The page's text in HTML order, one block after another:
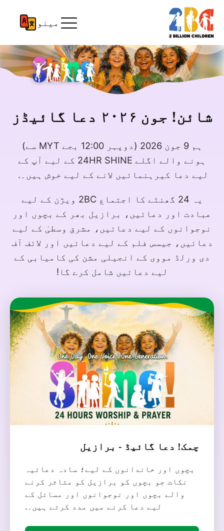
مینو
شائن! جون ۲۰۲۶ دعا گائیڈز
ہم 9 جون 2026 (دوپہر 12:00 بجے MYT سے)
ہونے والے اگلے 24HR SHINE کے لیے آپ کے
لیے دعا کیرہنمائیں لانے کے لیے خوش ہیں۔.
یہ 24 گھنٹے کا اجتماع 2BC ویژن کے لیے
عبادت اور دعائیں، برازیل بھر کے بچوں اور
نوجوانوں کے لیے دعائیں، مشرق وسطیٰ کے لیے
دعائیں، جیسس فلم کے لیے دعائیں اور لائف آف
دی ورلڈ مووی کے انجیلی مشن کی کامیابی کے
لیے دعائیں شامل کرے گا!
چمک! دعا گائیڈ - برازیل
بچوں اور خاندانوں کے لیے؛ سادہ دعائیہ
نکات جو بچوں کو برازیل کو متاثر کرنے
والے بچوں اور نوجوانوں اور مسائل کے
لیے دعا کرنے میں مدد کرتے ہیں۔.